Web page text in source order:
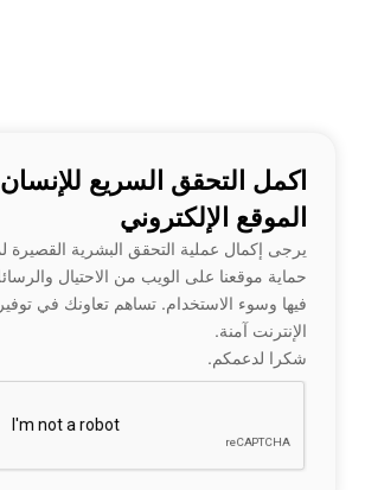
اكمل التحقق السريع
الموقع الإلكتروني
يرجى إكمال عملية التحقق البشرية القصيرة
حماية موقعنا على الويب من الاحتيال
فيها وسوء الاستخدام. تساهم تعاونك في
الإنترنت آمنة.
شكرا لدعمكم.